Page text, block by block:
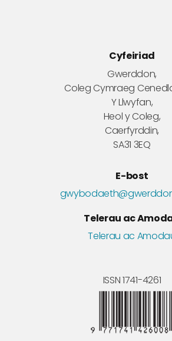
Cyfeiriad
Gwerddon,
Coleg Cymraeg
Y Llwyfan,
Heol y Coleg,
Caerfyrddin,
SA31 3EQ
E-bost
Telerau ac
Telerau ac
ISSN 1741-4261